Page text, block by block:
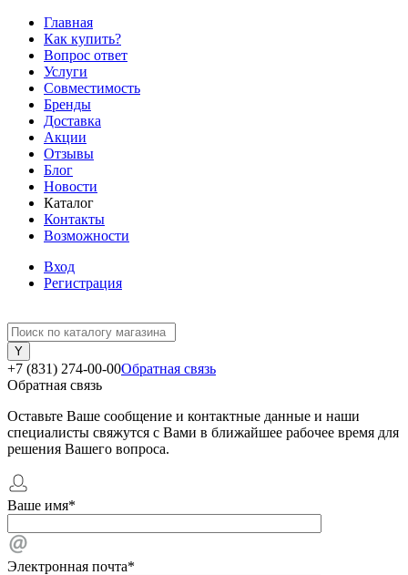
Главная
Как купить?
Вопрос ответ
Услуги
Совместимость
Бренды
Доставка
Акции
Отзывы
Блог
Новости
Каталог
Контакты
Возможности
Вход
Регистрация
+7 (831) 274-00-00Обратная связь
Обратная связь
Оставьте Ваше сообщение и контактные данные и наши
специалисты свяжутся с Вами в ближайшее рабочее время для
решения Вашего вопроса.
Ваше имя*
Электронная почта*